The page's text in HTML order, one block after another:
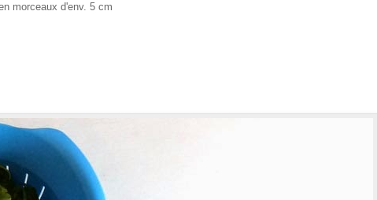
morceaux d'env. 5 cm